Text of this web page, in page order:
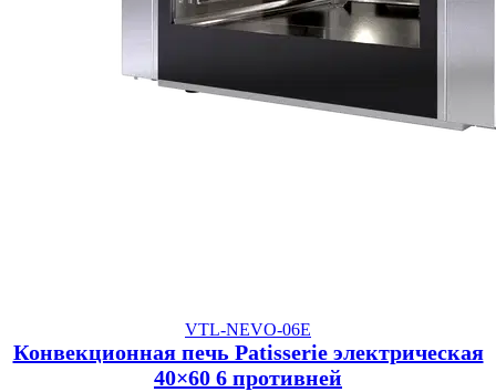
VTL-NEVO-06E
Конвекционная печь Patisserie электрическая
40×60 6 противней